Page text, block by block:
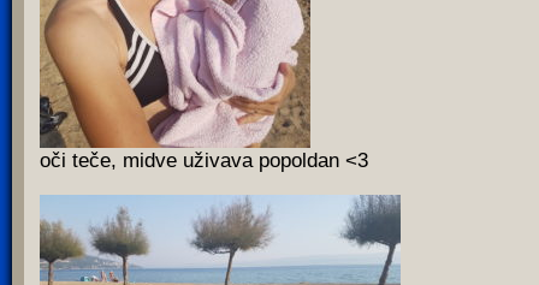
oči teče, midve uživava popoldan <3